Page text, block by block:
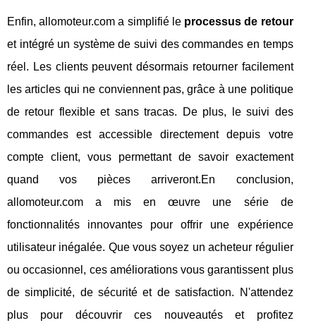
Enfin, allomoteur.com a simplifié le processus de retour
et intégré un système de suivi des commandes en temps
réel. Les clients peuvent désormais retourner facilement
les articles qui ne conviennent pas, grâce à une politique
de retour flexible et sans tracas. De plus, le suivi des
commandes est accessible directement depuis votre
compte client, vous permettant de savoir exactement
quand vos pièces arriveront.En conclusion,
allomoteur.com a mis en œuvre une série de
fonctionnalités innovantes pour offrir une expérience
utilisateur inégalée. Que vous soyez un acheteur régulier
ou occasionnel, ces améliorations vous garantissent plus
de simplicité, de sécurité et de satisfaction. N'attendez
plus pour découvrir ces nouveautés et profitez